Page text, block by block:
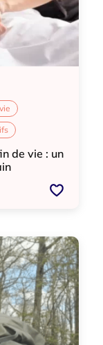
de vie : un